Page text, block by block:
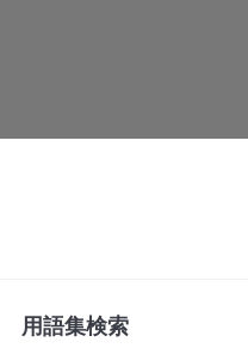
用語集検索